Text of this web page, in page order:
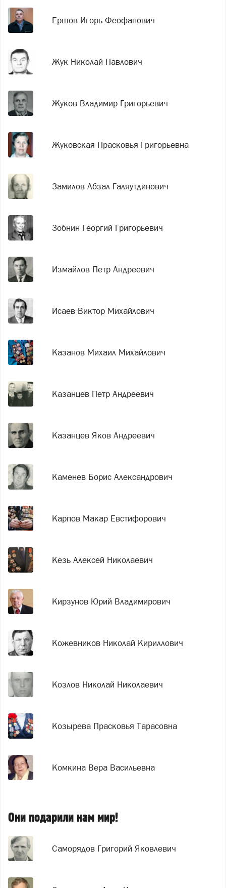
Ершов Игорь Феофанович
Жук Николай Павлович
Жуков Владимир Григорьевич
Жуковская Прасковья Григорьевна
Замилов Абзал Галяутдинович
Зобнин Георгий Григорьевич
Измайлов Петр Андреевич
Исаев Виктор Михайлович
Казанов Михаил Михайлович
Казанцев Петр Андреевич
Казанцев Яков Андреевич
Каменев Борис Александрович
Карпов Макар Евстифорович
Кезь Алексей Николаевич
Кирзунов Юрий Владимирович
Кожевников Николай Кириллович
Козлов Николай Николаевич
Козырева Прасковья Тарасовна
Комкина Вера Васильевна
Они подарили нам мир!
Саморядов Григорий Яковлевич